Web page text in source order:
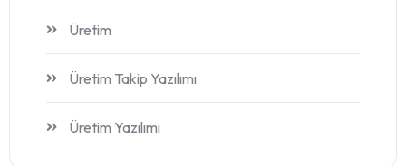
Üretim
Üretim Takip Yazılımı
Üretim Yazılımı